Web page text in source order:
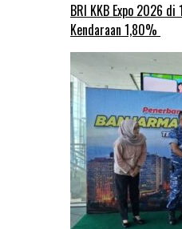
BRI KKB Expo 2026
Kendaraan 1,80%